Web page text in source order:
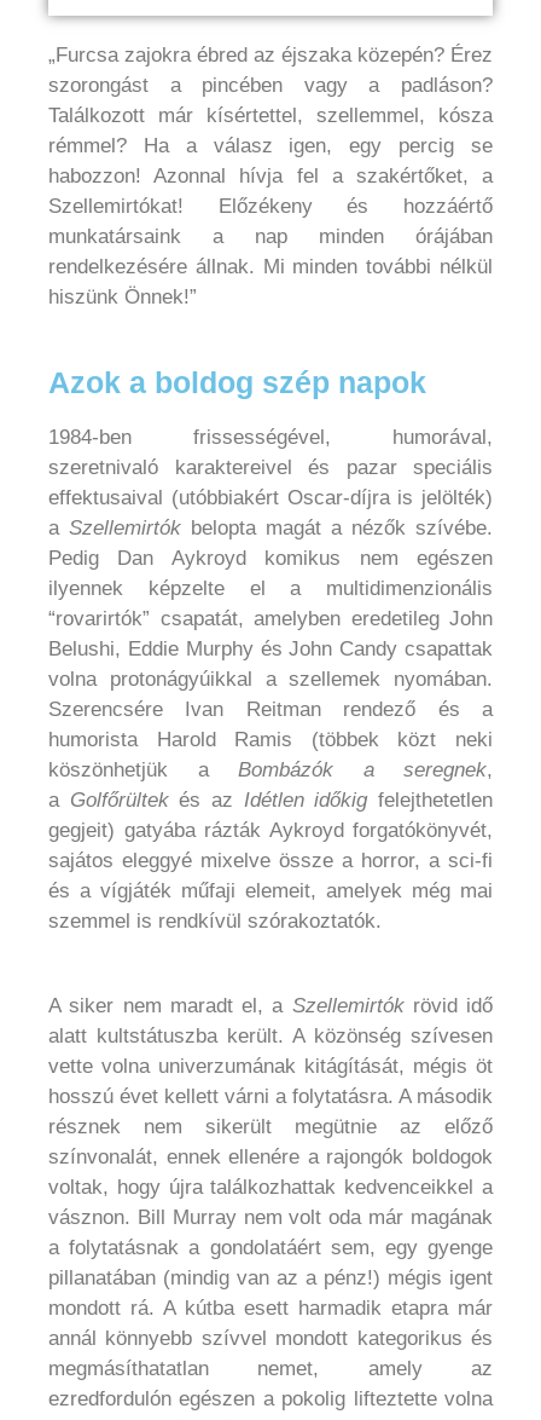
„Furcsa zajokra ébred az éjszaka közepén? Érez
szorongást a pincében vagy a padláson?
Találkozott már kísértettel, szellemmel, kósza
rémmel? Ha a válasz igen, egy percig se
habozzon! Azonnal hívja fel a szakértőket, a
Szellemirtókat! Előzékeny és hozzáértő
munkatársaink a nap minden órájában
rendelkezésére állnak. Mi minden további nélkül
hiszünk Önnek!”
Azok a boldog szép napok
1984-ben frissességével, humorával,
szeretnivaló karaktereivel és pazar speciális
effektusaival (utóbbiakért Oscar-díjra is jelölték)
a Szellemirtók belopta magát a nézők szívébe.
Pedig Dan Aykroyd komikus nem egészen
ilyennek képzelte el a multidimenzionális
“rovarirtók” csapatát, amelyben eredetileg John
Belushi, Eddie Murphy és John Candy csapattak
volna protonágyúikkal a szellemek nyomában.
Szerencsére Ivan Reitman rendező és a
humorista Harold Ramis (többek közt neki
köszönhetjük a Bombázók a seregnek,
a Golfőrültekés az Idétlen időkigfelejthetetlen
gegjeit) gatyába rázták Aykroyd forgatókönyvét,
sajátos eleggyé mixelve össze a horror, a sci-fi
és a vígjáték műfaji elemeit, amelyek még mai
szemmel is rendkívül szórakoztatók.
A siker nem maradt el, a Szellemirtókrövid idő
alatt kultstátuszba került. A közönség szívesen
vette volna univerzumának kitágítását, mégis öt
hosszú évet kellett várni a folytatásra. A második
résznek nem sikerült megütnie az előző
színvonalát, ennek ellenére a rajongók boldogok
voltak, hogy újra találkozhattak kedvenceikkel a
vásznon. Bill Murray nem volt oda már magának
a folytatásnak a gondolatáért sem, egy gyenge
pillanatában (mindig van az a pénz!) mégis igent
mondott rá. A kútba esett harmadik etapra már
annál könnyebb szívvel mondott kategorikus és
megmásíthatatlan nemet, amely az
ezredfordulón egészen a pokolig lifteztette volna